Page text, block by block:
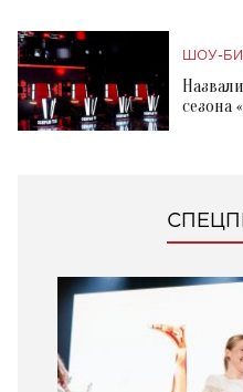
ШОУ-
сезона